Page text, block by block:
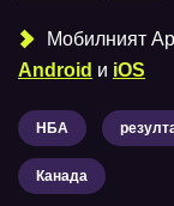
Мобилният
Android и iOS
НБА
Канада